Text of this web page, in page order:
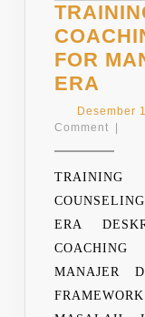
FOR
ERA
&
FOR
IN
ERA
Desember
Comment
ERA
MANAJER